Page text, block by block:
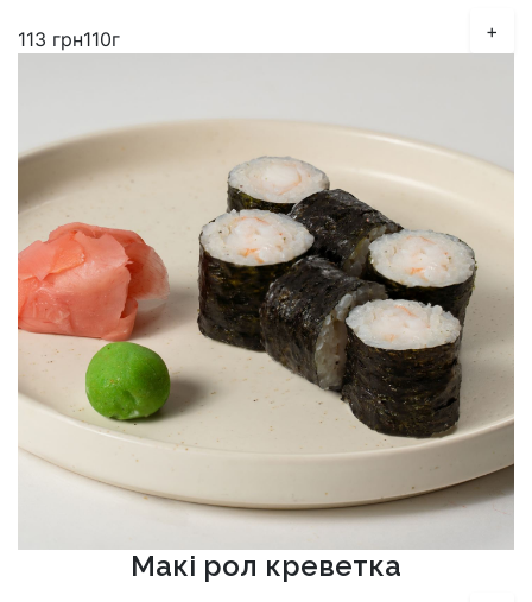
113 грн110г +
Макі рол креветка